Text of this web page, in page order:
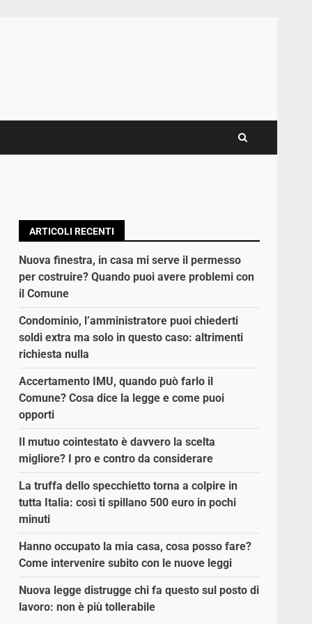
ARTICOLI RECENTI
Nuova finestra, in casa mi serve il permesso
per costruire? Quando puoi avere problemi con
il Comune
Condominio, l’amministratore puoi chiederti
soldi extra ma solo in questo caso: altrimenti
richiesta nulla
Accertamento IMU, quando può farlo il
Comune? Cosa dice la legge e come puoi
opporti
Il mutuo cointestato è davvero la scelta
migliore? I pro e contro da considerare
La truffa dello specchietto torna a colpire in
tutta Italia: così ti spillano 500 euro in pochi
minuti
Hanno occupato la mia casa, cosa posso fare?
Come intervenire subito con le nuove leggi
Nuova legge distrugge chi fa questo sul posto di
lavoro: non è più tollerabile